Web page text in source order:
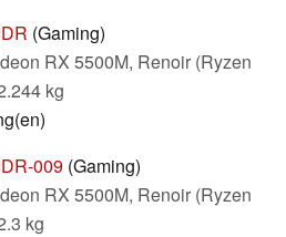
(Gaming)
RX 5500M, Renoir (Ryzen
kg
009 (Gaming)
RX 5500M, Renoir (Ryzen
kg